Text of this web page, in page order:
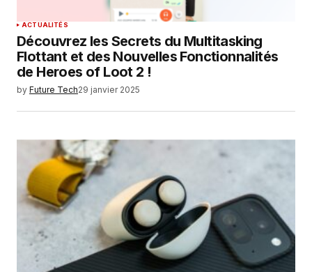
ACTUALITÉS
Découvrez les Secrets du Multitasking
Flottant et des Nouvelles Fonctionnalités
de Heroes of Loot 2 !
by Future Tech29 janvier 2025